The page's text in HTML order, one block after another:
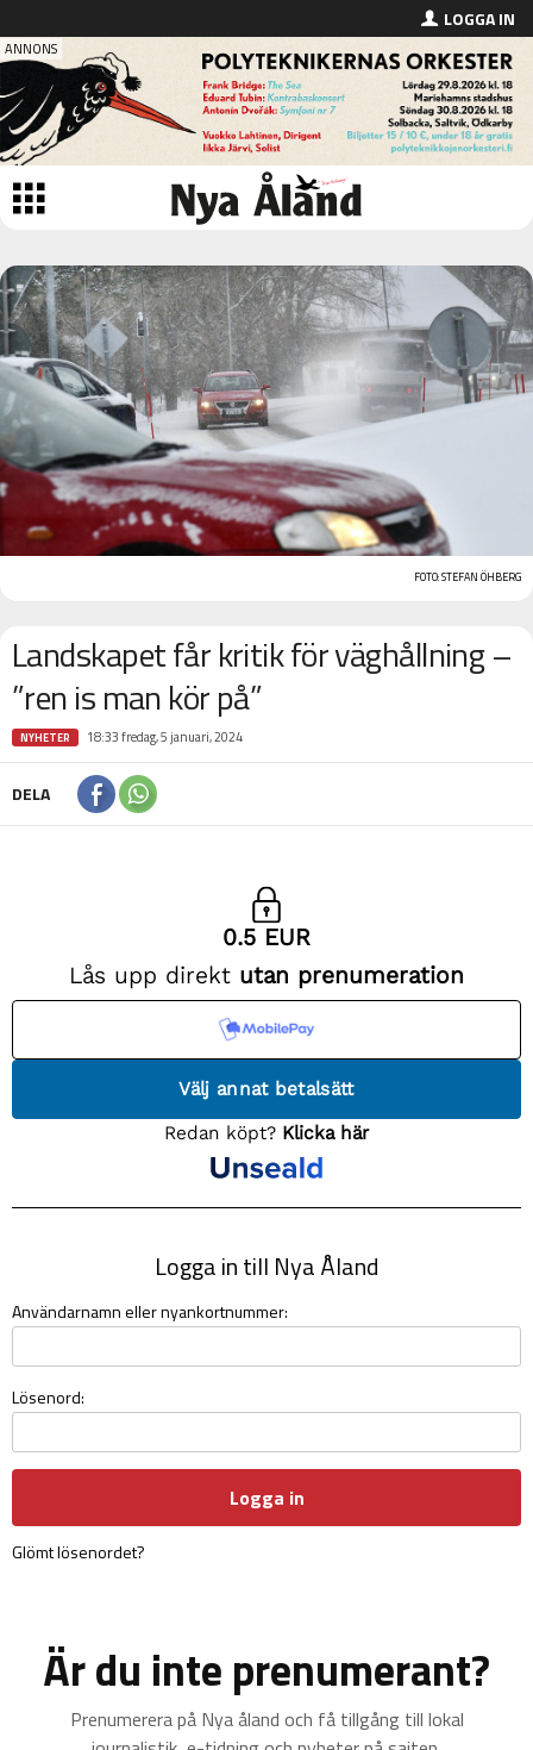
LOGGA IN
FOTO: STEFAN ÖHBERG
Landskapet får kritik för väghållning –
”ren is man kör på”
NYHETER 18:33 fredag, 5 januari, 2024
DELA